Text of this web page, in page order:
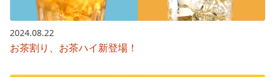
2024.08.22
お茶割り、お茶ハイ新登場！